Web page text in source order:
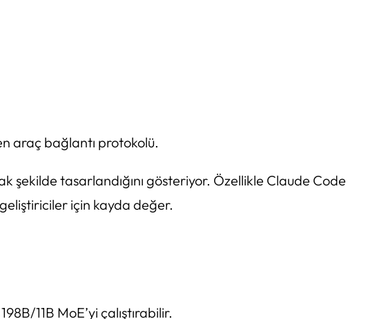
araç bağlantı protokolü.
şekilde tasarlandığını gösteriyor. Özellikle Claude Code
için kayda değer.
11B MoE’yi çalıştırabilir.